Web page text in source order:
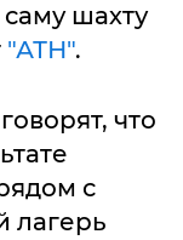
шахту
"АТН".
что
с
лагерь